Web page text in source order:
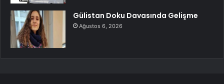
Gülistan Doku Davasında Gelişme
Ağustos 6, 2026